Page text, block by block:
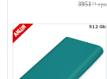
395154 грн